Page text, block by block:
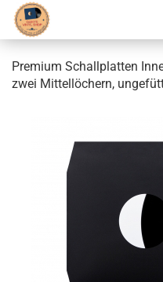
Premium Schallplatten
zwei Mittellöchern,